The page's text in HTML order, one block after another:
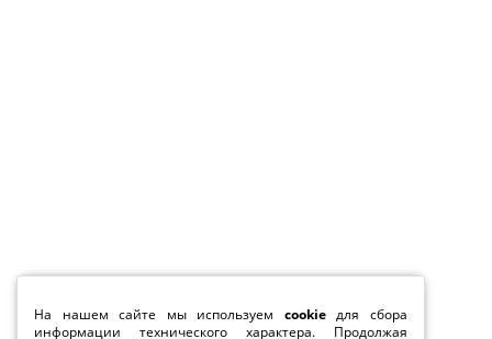
На нашем сайте мы используем cookieдля сбора
информации технического характера. Продолжая